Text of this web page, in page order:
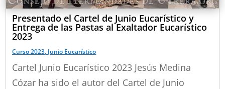
Presentado el Cartel de Junio Eucarístico y
Entrega de las Pastas al Exaltador Eucarístico
2023
Curso 2023, Junio Eucarístico
Cartel Junio Eucarístico 2023 Jesús Medina
Cózar ha sido el autor del Cartel de Junio